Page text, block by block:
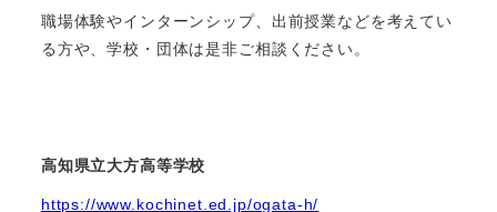
職場体験やインターンシップ、出前授業などを考えてい
る方や、学校・団体は是非ご相談ください。
高知県立大方高等学校
https://www.kochinet.ed.jp/ogata-h/